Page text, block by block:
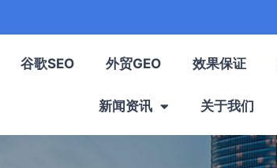
谷歌SEO 外贸GEO 效果保证
新闻资讯 关于我们